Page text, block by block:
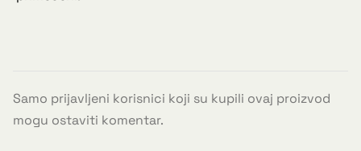
Samo prijavljeni korisnici koji su kupili ovaj proizvod
mogu ostaviti komentar.